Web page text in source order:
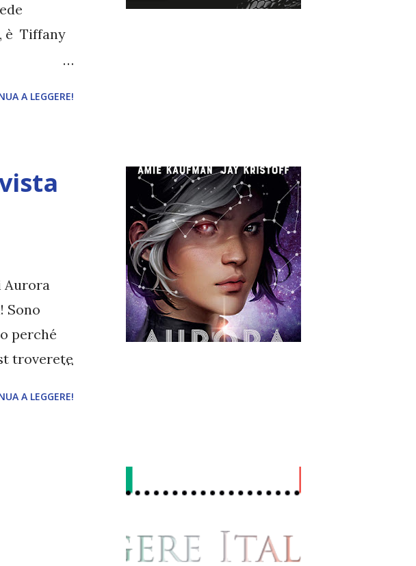
è Tiffany
A LEGGERE!
Aurora
Sono
perché
troverete
in
la
A LEGGERE!